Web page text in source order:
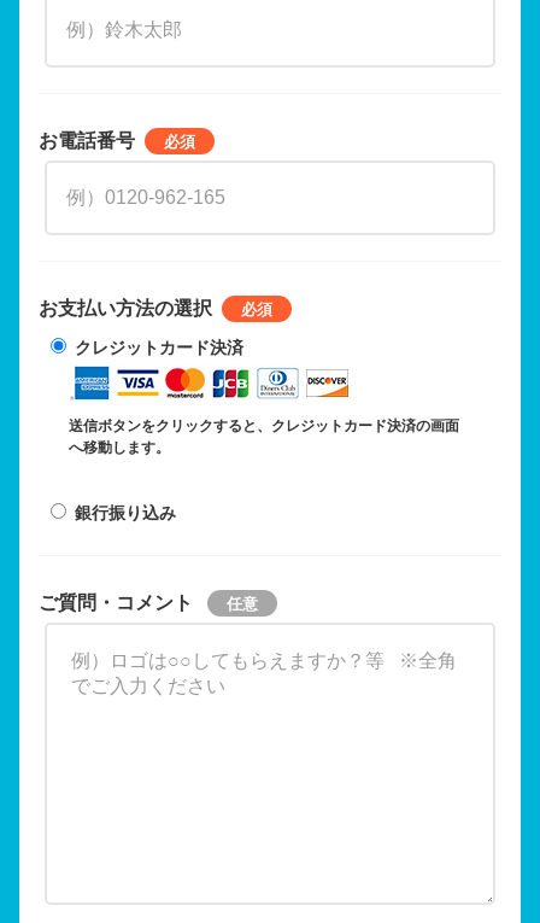
お電話番号
お支払い方法の選択
クレジットカード決済
送信ボタンをクリックすると、クレジットカード決済の画面
へ移動します。
銀行振り込み
ご質問・コメント